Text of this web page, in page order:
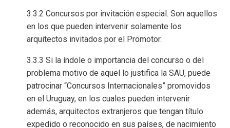
3.3.2 Concursos por invitación especial. Son aquellos
en los que pueden intervenir solamente los
arquitectos invitados por el Promotor.
3.3.3 Si la índole o importancia del concurso o del
problema motivo de aquel lo justifica la SAU, puede
patrocinar “Concursos Internacionales” promovidos
en el Uruguay, en los cuales pueden intervenir
además, arquitectos extranjeros que tengan título
expedido o reconocido en sus países, de nacimiento